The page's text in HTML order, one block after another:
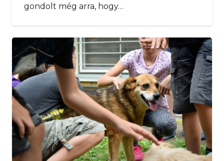
gondolt még arra, hogy…